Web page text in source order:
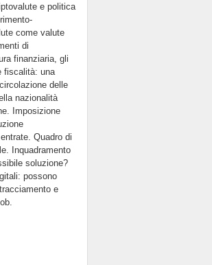
e politica
come valute
di
finanziaria, gli
fiscalità: una
delle
nazionalità
Imposizione
Quadro di
Inquadramento
soluzione?
possono
e